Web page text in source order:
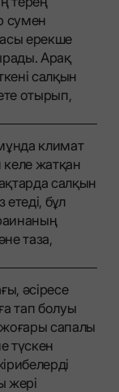
сумен
ерекше
Арақ
салқын
отырып,
климат
келе жатқан
салқын
бұл
таза,
әсіресе
тап болуы
сапалы
түскен
жері